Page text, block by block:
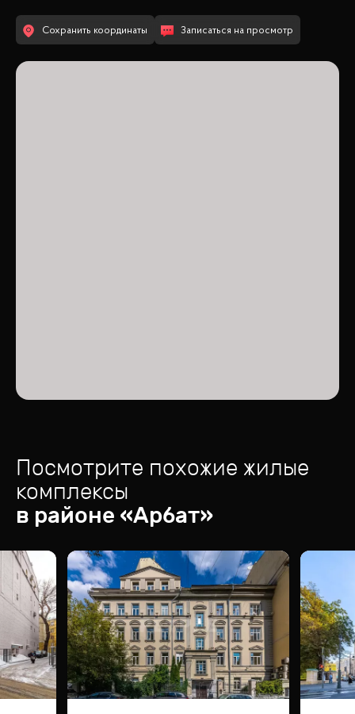
Сохранить координаты Записаться на просмотр
Посмотрите похожие жилые
комплексы
в районе «Арбат»